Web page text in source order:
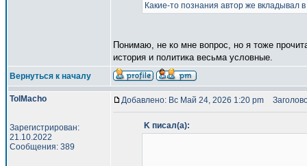
Какие-то познания автор же вкладывал
Понимаю, не ко мне вопрос, но я тоже
история и политика весьма условные.
Вернуться к началу
TolMacho
Зарегистрирован:
21.10.2022
Сообщения: 389
Добавлено: Вс Май 24, 2026 1:20 pm
K писал(а):